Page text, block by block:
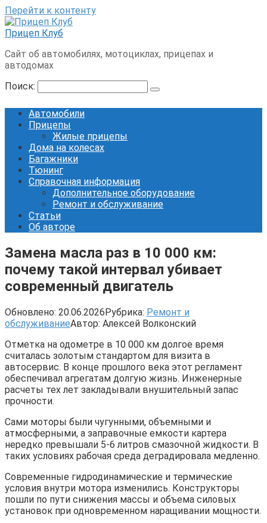
Перейти к контенту
Прицеп Клуб
Сайт об автомобилях, мотоциклах, прицепах и
автодомах
Поиск:
Автомобили
Прицепы
Жилые прицепы
Дома на колесах
Багажники
Тюнинг
Справочная информация
Дополнительное оборудование
Ремонт и обслуживание
Статьи
Об авторе
Замена масла раз в 10 000 км:
почему такой интервал убивает
современный двигатель
Обновлено: 20.06.2026Рубрика: Ремонт и
обслуживаниеАвтор: Алексей Волконский
Отметка на одометре в 10 000 км долгое время
считалась золотым стандартом для визита в
автосервис. В конце прошлого века этот регламент
обеспечивал агрегатам долгую жизнь. Инженерные
расчеты тех лет закладывали внушительный запас
прочности.
Сами моторы были чугунными, объемными и
атмосферными, а заправочные емкости картера
нередко превышали 5-6 литров смазочной жидкости. В
таких условиях рабочая среда деградировала медленно.
Современные гидродинамические и термические
условия внутри мотора изменились. Конструкторы
пошли по пути снижения массы и объема силовых
установок при одновременном наращивании мощности.